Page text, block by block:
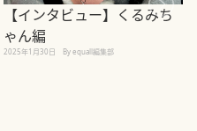
【インタビュー】くるみち
ゃん編
2025年1月30日 By equall編集部